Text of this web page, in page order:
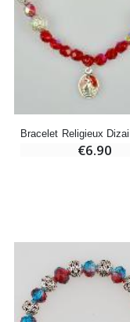
€6.90